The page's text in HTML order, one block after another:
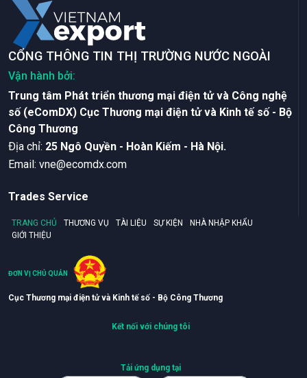
CỔNG THÔNG TIN THỊ TRƯỜNG NƯỚC NGOÀI
Vận hành bởi:
Trung tâm Phát triển thương mại điện tử và Công nghệ
số (eComDX) Cục Thương mại điện tử và Kinh tế số - Bộ
Công Thương
Ðịa chỉ: 25 Ngô Quyền - Hoàn Kiếm - Hà Nội.
Email: vne@ecomdx.com
Trades Service
TRANG CHỦ THƯƠNG VỤ TÀI LIỆU SỰ KIỆN
NHÀ NHẬP KHẨU
GIỚI THIỆU
ĐƠN VỊ CHỦ QUẢN
Cục Thương mại điện tử và Kinh tế số - Bộ Công Thương
Kết nối với chúng tôi
Tải ứng dụng tại